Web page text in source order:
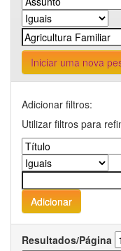
Iniciar uma nova
Adicionar filtros:
Utilizar filtros para
Resultados/Página